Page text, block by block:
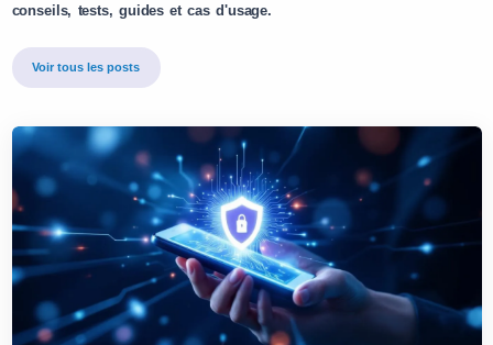
conseils, tests, guides et cas d'usage.
Voir tous les posts